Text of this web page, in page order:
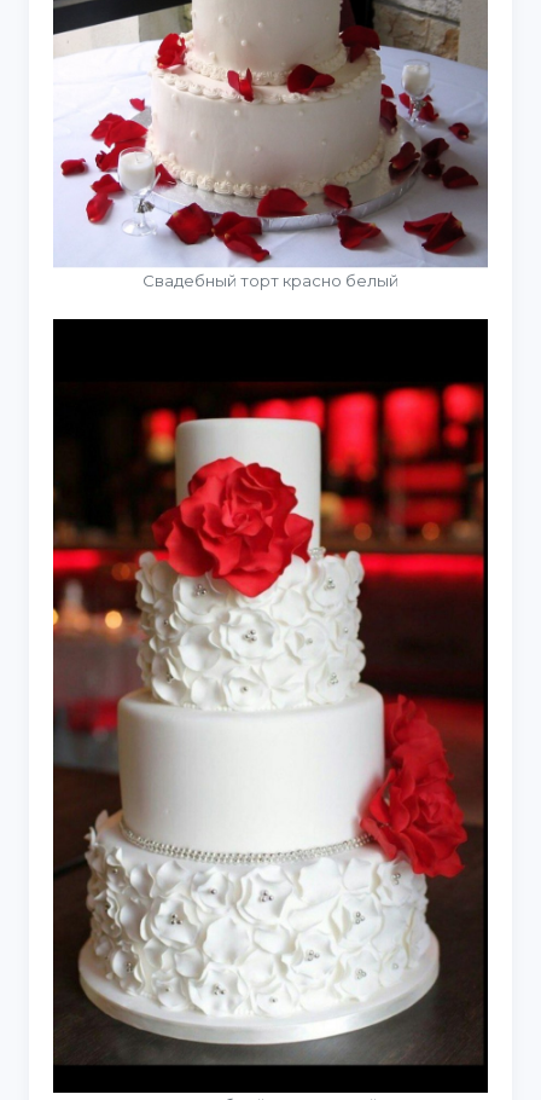
Свадебный торт красно белый